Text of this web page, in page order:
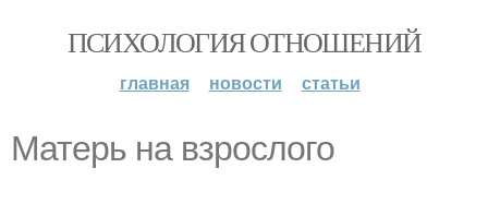
ПСИХОЛОГИЯ ОТНОШЕНИЙ
главная новости статьи
Матерь на взрослого